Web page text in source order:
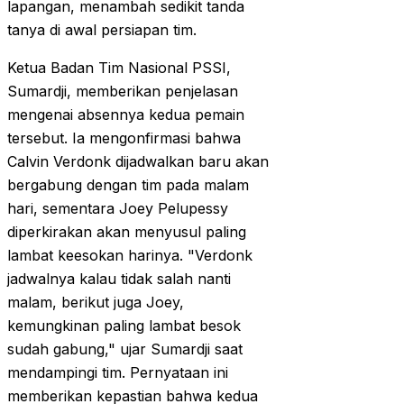
lapangan, menambah sedikit tanda
tanya di awal persiapan tim.
Ketua Badan Tim Nasional PSSI,
Sumardji, memberikan penjelasan
mengenai absennya kedua pemain
tersebut. Ia mengonfirmasi bahwa
Calvin Verdonk dijadwalkan baru akan
bergabung dengan tim pada malam
hari, sementara Joey Pelupessy
diperkirakan akan menyusul paling
lambat keesokan harinya. "Verdonk
jadwalnya kalau tidak salah nanti
malam, berikut juga Joey,
kemungkinan paling lambat besok
sudah gabung," ujar Sumardji saat
mendampingi tim. Pernyataan ini
memberikan kepastian bahwa kedua